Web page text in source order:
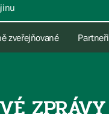
zveřejňované Partneři